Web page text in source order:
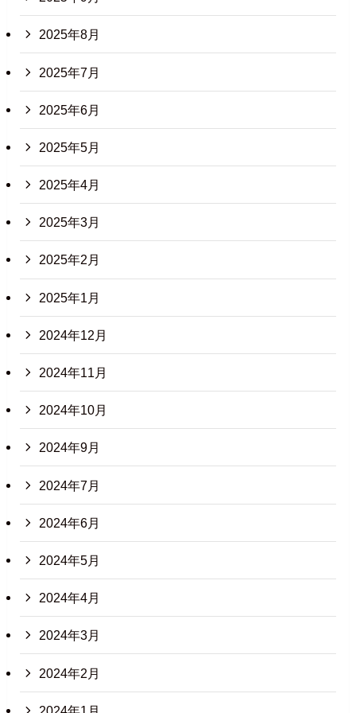
2025年8月
2025年7月
2025年6月
2025年5月
2025年4月
2025年3月
2025年2月
2025年1月
2024年12月
2024年11月
2024年10月
2024年9月
2024年7月
2024年6月
2024年5月
2024年4月
2024年3月
2024年2月